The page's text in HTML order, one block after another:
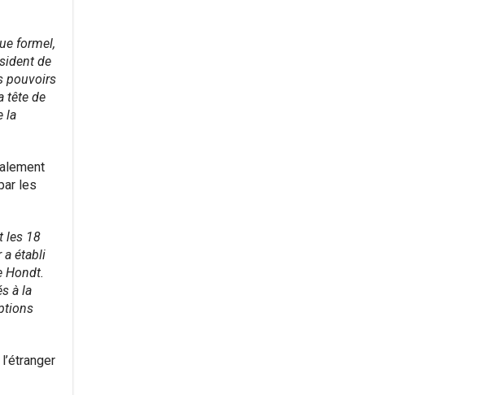
formel,
de
pouvoirs
tête de
la
les
les 18
a établi
Hondt.
à la